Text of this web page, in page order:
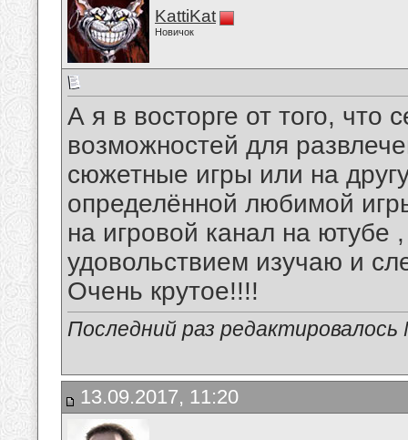
KattiKat
Новичок
А я в восторге от того, что
возможностей для
сюжетные игры или на
определённой любимой
на игровой канал на ютубе
удовольствием изучаю и
Очень крутое!!!!
Последний раз
13.09.2017, 11:20